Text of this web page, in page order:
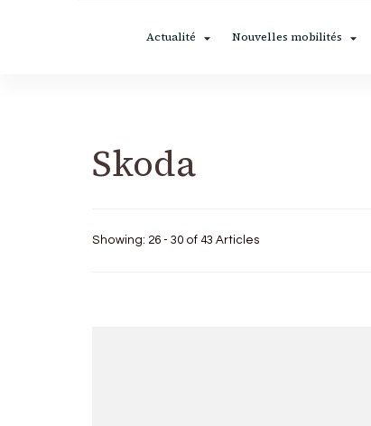
Actualité Nouvelles mobilités
Skoda
Showing: 26 - 30 of 43 Articles